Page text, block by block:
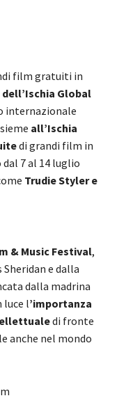
film gratuiti in
dell’Ischia Global
internazionale
all’Ischia
di grandi film in
7 al 14 luglio
Trudie Styler e
& Music Festival,
e dalla
dalla madrina
luce l’importanza
di fronte
anche nel mondo